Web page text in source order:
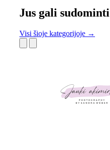
Jus gali sudominti
Visi šioje kategorijoje →